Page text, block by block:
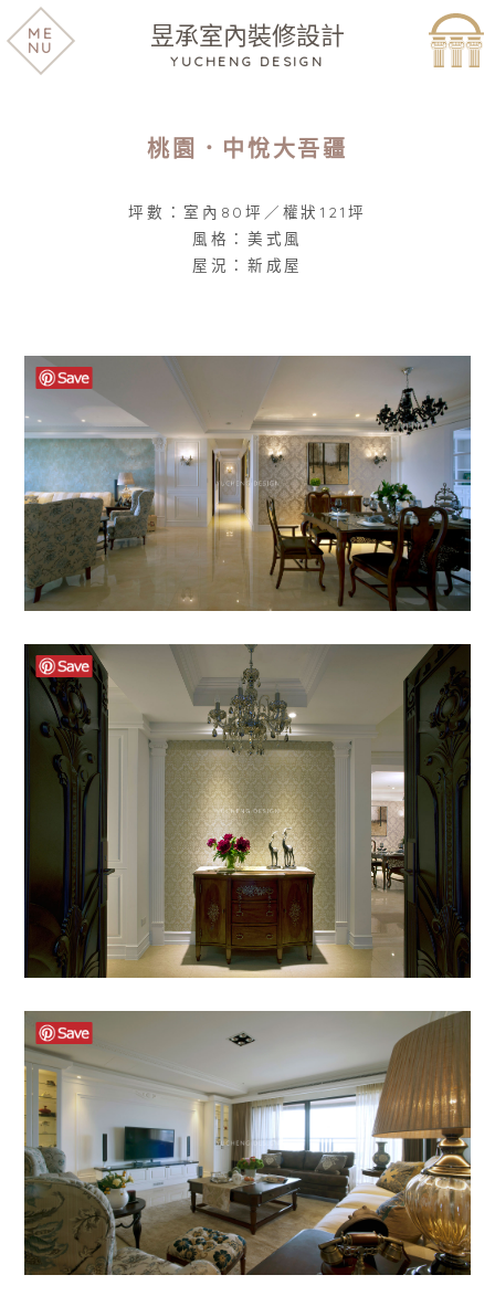
昱承室內裝修設計
YUCHENG DESIGN
ME
NU
桃園．中悅大吾疆
坪數：室內80坪／權狀121坪
風格：美式風
屋況：新成屋